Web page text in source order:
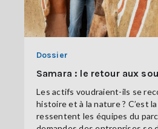
Dossier
Samara : le retour aux
Les actifs voudraient-ils se
histoire et à la nature ? C’est
ressentent les équipes du